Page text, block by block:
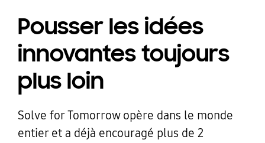
Pousser les idées
innovantes toujours
plus loin
Solve for Tomorrow opère dans le monde
entier et a déjà encouragé plus de 2